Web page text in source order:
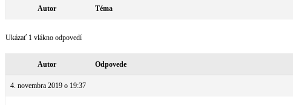
Autor Téma
Ukázať 1 vlákno odpovedí
Autor Odpovede
4. novembra 2019 o 19:37